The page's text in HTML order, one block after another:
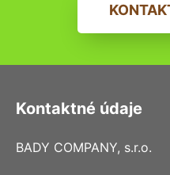
Kontaktné údaje
BADY COMPANY, s.r.o.